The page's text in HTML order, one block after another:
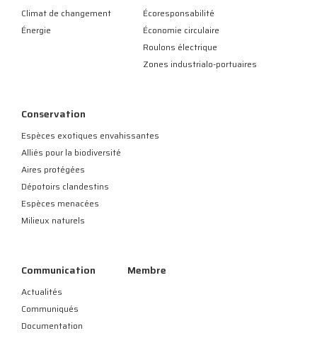
Climat de changement
Énergie
Écoresponsabilité
Économie circulaire
Roulons électrique
Zones industrialo-portuaires
Conservation
Espèces exotiques envahissantes
Alliés pour la biodiversité
Aires protégées
Dépotoirs clandestins
Espèces menacées
Milieux naturels
Communication
Actualités
Communiqués
Documentation
Membre